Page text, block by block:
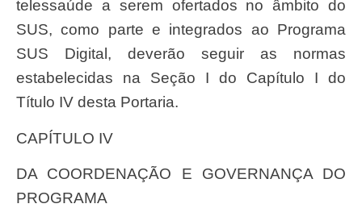
telessaúde a serem ofertados no âmbito do
SUS, como parte e integrados ao Programa
SUS Digital, deverão seguir as normas
estabelecidas na Seção I do Capítulo I do
Título IV desta Portaria.
CAPÍTULO IV
DA COORDENAÇÃO E GOVERNANÇA DO
PROGRAMA